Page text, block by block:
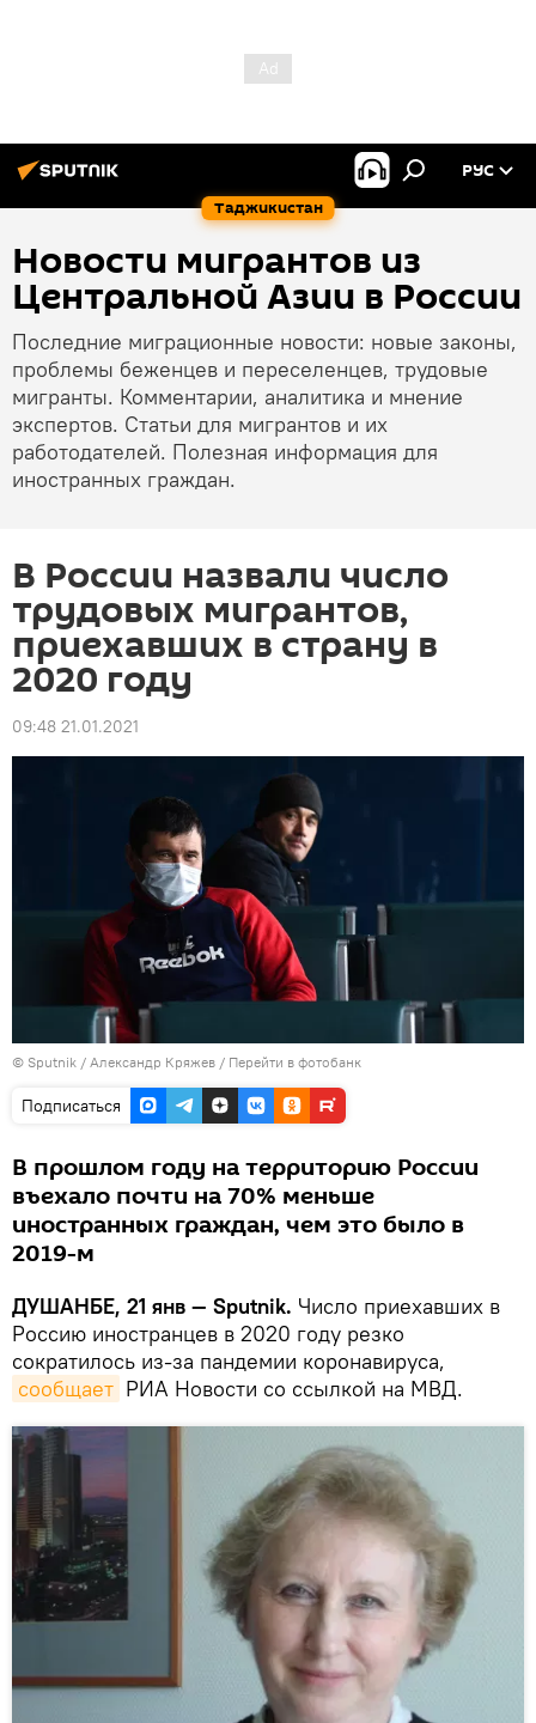
Таджикистан
РУС
Новости мигрантов из
Центральной Азии в России
Последние миграционные новости: новые законы,
проблемы беженцев и переселенцев, трудовые
мигранты. Комментарии, аналитика и мнение
экспертов. Статьи для мигрантов и их
работодателей. Полезная информация для
иностранных граждан.
В России назвали число
трудовых мигрантов,
приехавших в страну в
2020 году
09:48 21.01.2021
© Sputnik / Александр Кряжев / Перейти в фотобанк
Подписаться
В прошлом году на территорию России
въехало почти на 70% меньше
иностранных граждан, чем это было в
2019-м
ДУШАНБЕ, 21 янв — Sputnik. Число приехавших в
Россию иностранцев в 2020 году резко
сократилось из-за пандемии коронавируса,
сообщает РИА Новости со ссылкой на МВД.